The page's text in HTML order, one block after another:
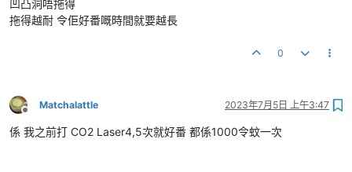
凹凸洞唔拖得
拖得越耐 令佢好番嘅時間就要越長
0
離線
Matchalattle 2023年7月5日 上午3:47
係 我之前打 CO2 Laser4,5次就好番 都係1000令蚊一次